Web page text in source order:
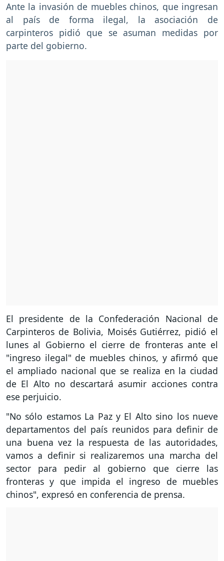
Ante la invasión de muebles chinos, que ingresan
al país de forma ilegal, la asociación de
carpinteros pidió que se asuman medidas por
parte del gobierno.
El presidente de la Confederación Nacional de
Carpinteros de Bolivia, Moisés Gutiérrez, pidió el
lunes al Gobierno el cierre de fronteras ante el
"ingreso ilegal" de muebles chinos, y afirmó que
el ampliado nacional que se realiza en la ciudad
de El Alto no descartará asumir acciones contra
ese perjuicio.
"No sólo estamos La Paz y El Alto sino los nueve
departamentos del país reunidos para definir de
una buena vez la respuesta de las autoridades,
vamos a definir si realizaremos una marcha del
sector para pedir al gobierno que cierre las
fronteras y que impida el ingreso de muebles
chinos", expresó en conferencia de prensa.